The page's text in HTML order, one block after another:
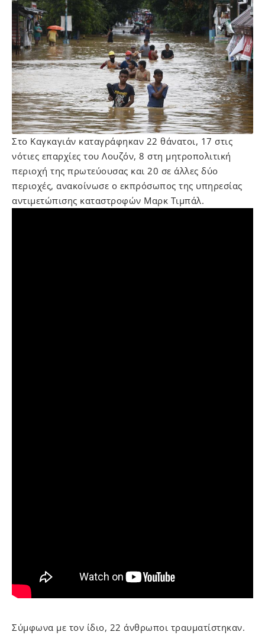
Στο Καγκαγιάν καταγράφηκαν 22 θάνατοι, 17 στις
νότιες επαρχίες του Λουζόν, 8 στη μητροπολιτική
περιοχή της πρωτεύουσας και 20 σε άλλες δύο
περιοχές, ανακοίνωσε ο εκπρόσωπος της υπηρεσίας
αντιμετώπισης καταστροφών Μαρκ Τιμπάλ.
Σύμφωνα με τον ίδιο, 22 άνθρωποι τραυματίστηκαν.